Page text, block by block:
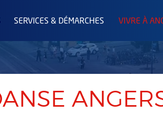
SERVICES & DÉMARCHES VIVRE À